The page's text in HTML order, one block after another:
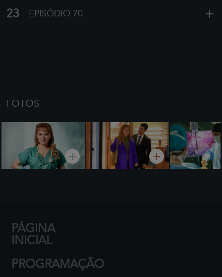
23 EPISÓDIO 70 +
FOTOS
PÁGINA
INICIAL
PROGRAMAÇÃO